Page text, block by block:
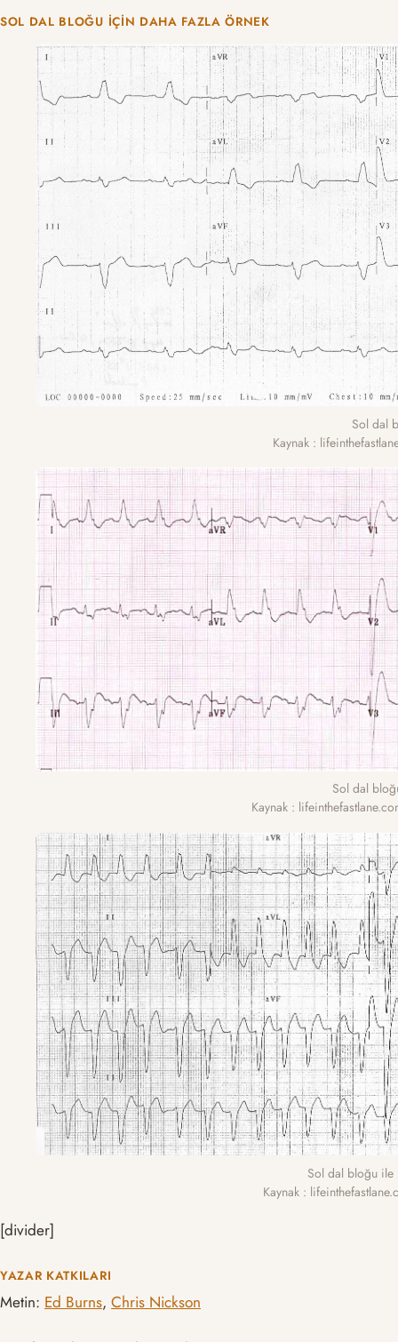
SOL DAL BLOĞU İÇIN DAHA FAZLA ÖRNEK
Sol dal
Kaynak :
Sol dal
Kaynak :
Sol dal bloğu ile
Kaynak :
[divider]
YAZAR KATKILARI
Metin: Ed Burns, Chris Nickson